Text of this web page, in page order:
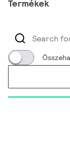
Termékek